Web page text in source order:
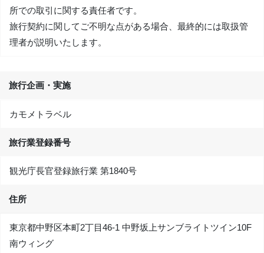
所での取引に関する責任者です。
旅行契約に関してご不明な点がある場合、最終的には取扱管
理者が説明いたします。
旅行企画・実施
カモメトラベル
旅行業登録番号
観光庁長官登録旅行業 第1840号
住所
東京都中野区本町2丁目46-1 中野坂上サンブライトツイン10F
南ウィング